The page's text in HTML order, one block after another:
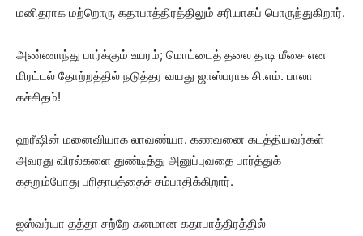
மனிதராக மற்றொரு கதாபாத்திரத்திலும் சரியாகப் பொருந்துகிறார்.
அண்ணாந்து பார்க்கும் உயரம்; மொட்டைத் தலை தாடி மீசை என
மிரட்டல் தோற்றத்தில் நடுத்தர வயது ஜாஸ்பராக சி.எம். பாலா
கச்சிதம்!
ஹரீஷின் மனைவியாக லாவண்யா. கணவனை கடத்தியவர்கள்
அவரது விரல்களை துண்டித்து அனுப்புவதை பார்த்துக்
கதறும்போது பரிதாபத்தைச் சம்பாதிக்கிறார்.
ஐஸ்வர்யா தத்தா சற்றே கனமான கதாபாத்திரத்தில்